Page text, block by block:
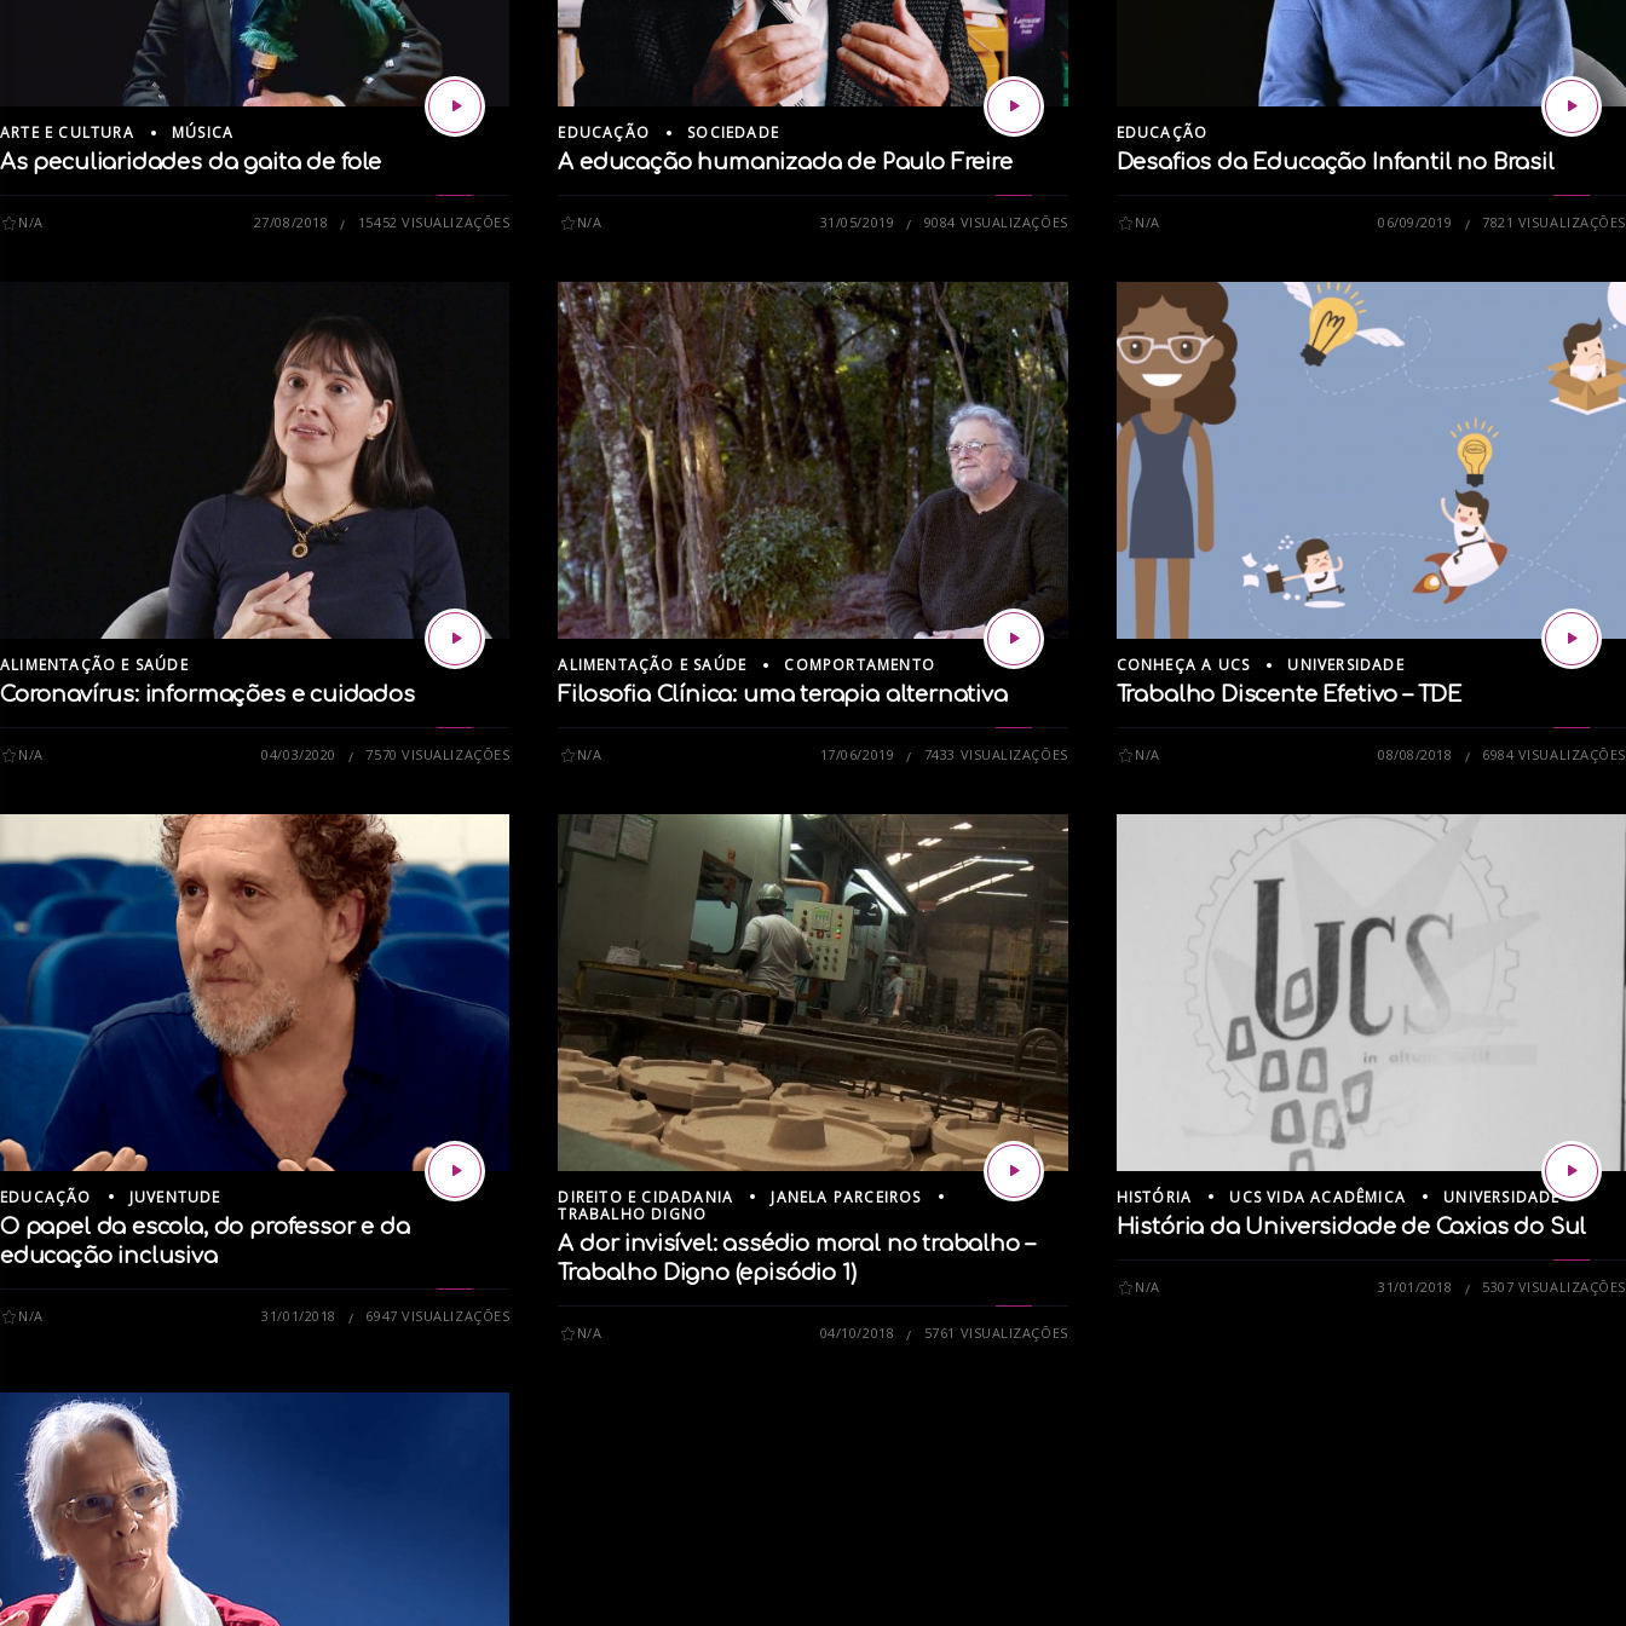
ARTE E CULTURA MÚSICA
As peculiaridades da gaita de fole
N/A 27/08/2018 15452 VISUALIZAÇÕES
EDUCAÇÃO SOCIEDADE
A educação humanizada de Paulo Freire
N/A 31/05/2019 9084 VISUALIZAÇÕES
EDUCAÇÃO
Desafios da Educação Infantil no Brasil
N/A 06/09/2019 7821 VISUALIZAÇÕES
ALIMENTAÇÃO E SAÚDE
Coronavírus: informações e cuidados
N/A 04/03/2020 7570 VISUALIZAÇÕES
ALIMENTAÇÃO E SAÚDE COMPORTAMENTO
Filosofia Clínica: uma terapia alternativa
N/A 17/06/2019 7433 VISUALIZAÇÕES
CONHEÇA A UCS UNIVERSIDADE
Trabalho Discente Efetivo – TDE
N/A 08/08/2018 6984 VISUALIZAÇÕES
EDUCAÇÃO JUVENTUDE
O papel da escola, do professor e da
educação inclusiva
N/A 31/01/2018 6947 VISUALIZAÇÕES
DIREITO E CIDADANIA
JANELA PARCEIROS
TRABALHO DIGNO
A dor invisível: assédio moral no trabalho –
Trabalho Digno (episódio 1)
N/A 04/10/2018 5761 VISUALIZAÇÕES
HISTÓRIA UCS VIDA ACADÊMICA UNIVERSIDADE
História da Universidade de Caxias do Sul
N/A 31/01/2018 5307 VISUALIZAÇÕES